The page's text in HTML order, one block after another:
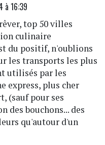
à 16:39
top 50 villes
culinaire
du positif, n'oublions
les transports les plus
utilisés par les
express, plus cher
(sauf pour ses
des bouchons... des
qu'autour d'un